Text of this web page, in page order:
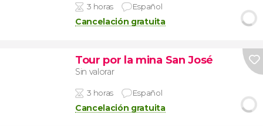
3 horas Español
Cancelación gratuita
Tour por la mina San José
Sin valorar
3 horas Español
Cancelación gratuita